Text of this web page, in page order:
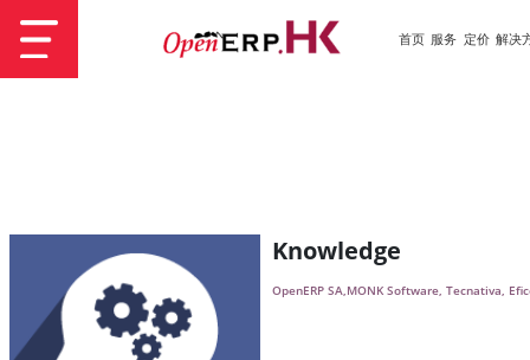
首页 服务 定价 解决
Knowledge
OpenERP SA,MONK Software, Tecnativa,